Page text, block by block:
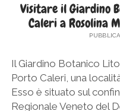
Visitare il Giardino
Caleri a Rosolina
Il Giardino Botanico
Porto Caleri, una
Esso è situato sul
Regionale Veneto del